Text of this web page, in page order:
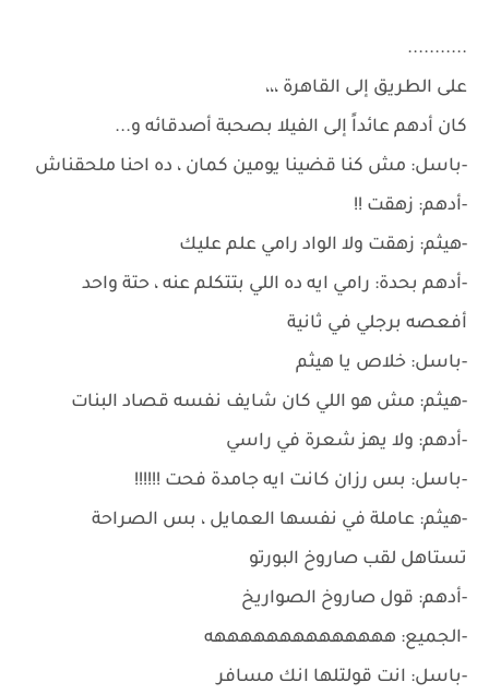
...........
على الطريق إلى القاهرة ،،،
كان أدهم عائداً إلى الفيلا بصحبة أصدقائه و...
-باسل: مش كنا قضينا يومين كمان ، ده احنا ملحقناش
-أدهم: زهقت !!
-هيثم: زهقت ولا الواد رامي علم عليك
-أدهم بحدة: رامي ايه ده اللي بتتكلم عنه ، حتة واحد
أفعصه برجلي في ثانية
-باسل: خلاص يا هيثم
-هيثم: مش هو اللي كان شايف نفسه قصاد البنات
-أدهم: ولا يهز شعرة في راسي
-باسل: بس رزان كانت ايه جامدة فحت !!!!!!
-هيثم: عاملة في نفسها العمايل ، بس الصراحة
تستاهل لقب صاروخ البورتو
-أدهم: قول صاروخ الصواريخ
-الجميع: ههههههههههههههه
-باسل: انت قولتلها انك مسافر